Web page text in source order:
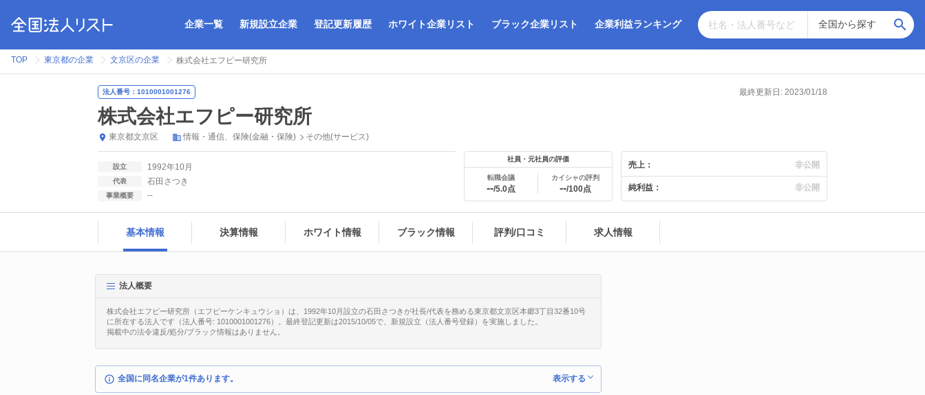
企業一覧 新規設立企業 登記更新履歴 ホワイト企業リスト ブラック企業リスト 企業利益ランキング
TOP 東京都の企業 文京区の企業 株式会社エフピー研究所
法人番号：1010001001276 最終更新日: 2023/01/18
株式会社エフピー研究所
東京都文京区 情報・通信 保険(金融・保険) その他(サービス)
設立 1992年10月
代表 石田さつき
事業概要 --
社員・元社員の評価
転職会議
--/5.0点
カイシャの評判
--/100点
売上： 非公開
純利益： 非公開
基本情報 決算情報 ホワイト情報 ブラック情報 評判/口コミ 求人情報
法人概要
株式会社エフピー研究所（エフピーケンキュウショ）は、1992年10月設立の石田さつきが社長/代表を務める東京都文京区本郷3丁目32番10号
に所在する法人です（法人番号: 1010001001276）。最終登記更新は2015/10/05で、新規設立（法人番号登録）を実施しました。
掲載中の法令違反/処分/ブラック情報はありません。
全国に同名企業が1件あります。 表示する